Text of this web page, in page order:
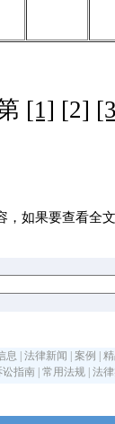
[1] [2]
，如果要查看全
息 法律新闻 案例
讼指南 常用法规 法